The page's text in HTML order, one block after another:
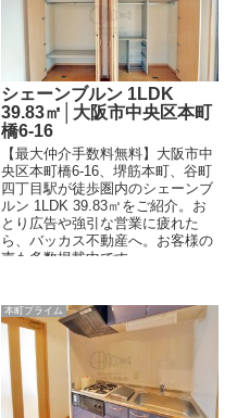
シェーンブルン 1LDK
39.83㎡│大阪市中央区本町
橋6-16
【最大仲介手数料無料】大阪市中
央区本町橋6-16、堺筋本町、谷町
四丁目駅が徒歩圏内のシェーンブ
ルン 1LDK 39.83㎡をご紹介。お
とり広告や強引な営業に疲れた
ら、バッカス不動産へ。お客様の
声も多数掲載中です。
本町プライム